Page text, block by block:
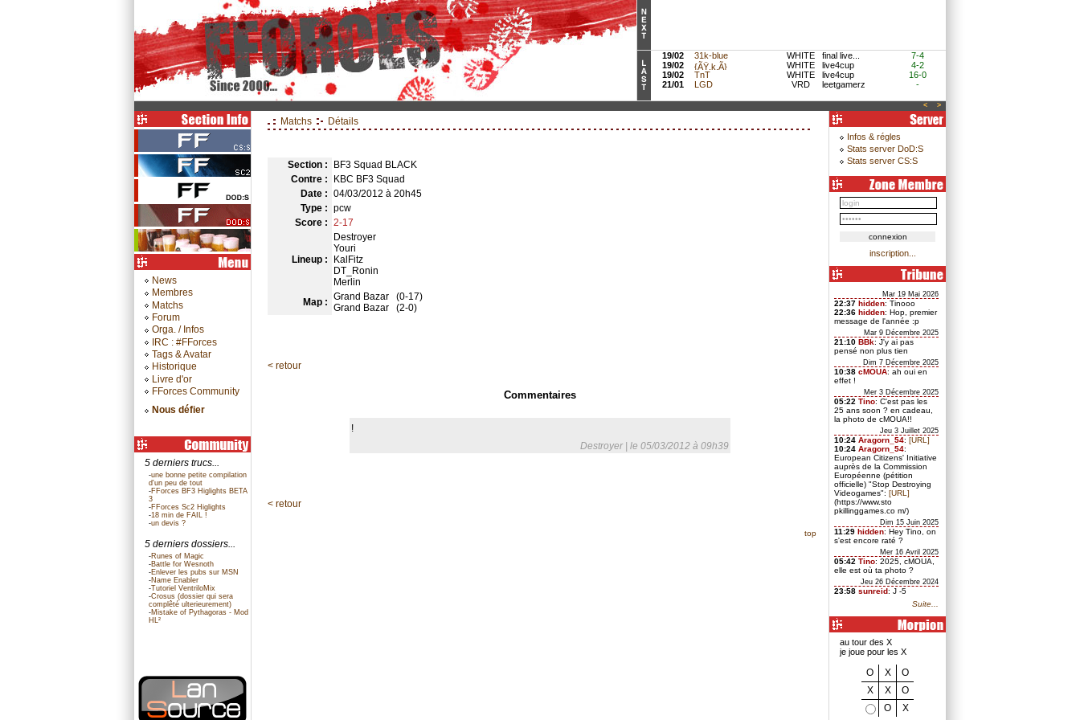
19/02 31k-blue WHITE final live...
7-4
19/02
{ÃŸ.k.Ã} WHITE live4cup
4-2
19/02
TnT WHITE live4cup
16-0
21/01
LGD VRD leetgamerz -
< >
News
Membres
Matchs
Forum
Orga. / Infos
IRC : #FForces
Tags & Avatar
Historique
Livre d'or
FForces Community
Nous défier
5 derniers trucs...
-une bonne petite compilation
d'un peu de tout
-FForces BF3 Higlights BETA
3
-FForces Sc2 Higlights
-18 min de FAIL !
-un devis ?
5 derniers dossiers...
-Runes of Magic
-Battle for Wesnoth
-Enlever les pubs sur MSN
-Name Enabler
-Tutoriel VentriloMix
-Crosus (dossier qui sera
complêté ulterieurement)
-Mistake of Pythagoras - Mod
HL²
Matchs Détails
Section :
BF3 Squad BLACK
Contre :
KBC BF3 Squad
Date : 04/03/2012 à 20h45
Type : pcw
Score : 2-17
Lineup :
Destroyer
Youri
KalFitz
DT_Ronin
Merlin
Map : Grand Bazar (0-17)
Grand Bazar (2-0)
< retour
Commentaires
!
Destroyer | le 05/03/2012 à 09h39
< retour
top
Infos & régles
Stats server DoD:S
Stats server CS:S
inscription...
Mar 19 Mai 2026
22:37 hidden: Tinooo
22:36 hidden: Hop, premier
message de l'année :p
Mar 9 Décembre 2025
21:10 BBk: J'y ai pas
pensé non plus tien
Dim 7 Décembre 2025
10:38 cMOUA: ah oui en
effet !
Mer 3 Décembre 2025
05:22 Tino: C'est pas les
25 ans soon ? en cadeau,
la photo de cMOUA!!
Jeu 3 Juillet 2025
10:24 Aragorn_54: [URL]
10:24 Aragorn_54:
European Citizens' Initiative
auprès de la Commission
Européenne (pétition
officielle) "Stop Destroying
Videogames": [URL]
(https://www.sto
pkillinggames.co m/)
Dim 15 Juin 2025
11:29 hidden: Hey Tino, on
s'est encore raté ?
Mer 16 Avril 2025
05:42 Tino: 2025, cMOUA,
elle est où ta photo ?
Jeu 26 Décembre 2024
23:58 sunreid: J -5
Suite...
au tour des X
je joue pour les X
O X
O
X
X
O
O
X